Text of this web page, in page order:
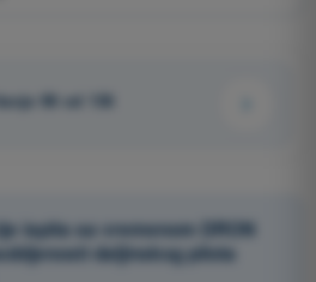
98 od 136
ispita sa vremenom DRON
daljinskog pilota